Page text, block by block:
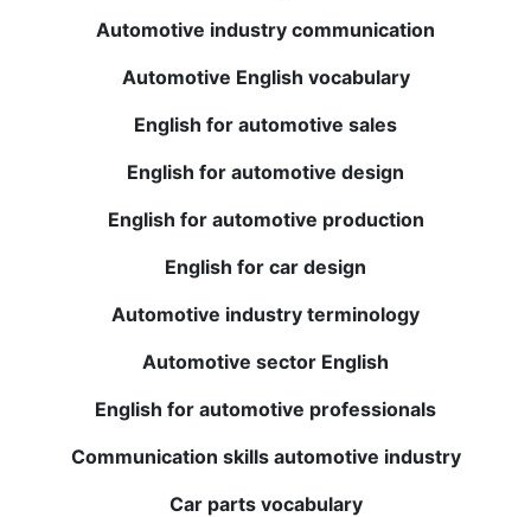
我对在线课程持怀疑态度，但BWANS超出了我的期望。 教
师一流并提供有价值的反馈。 我的理解力和词汇量显著提
Elena T.
与母语为英语的教师进行的现场课程非常有益，录制的课程
可随时复习。 我说英语和理解英语的信心大大提高。 必须
在BWANS完成我的英语课程是我在教育方面最好的投资之
一。 小班教学和个性化反馈帮助我迅速提高。 现在我使用
Automotive industry communication
Automotive English vocabulary
English for automotive sales
English for automotive design
English for automotive production
English for car design
Automotive industry terminology
Automotive sector English
English for automotive professionals
Communication skills automotive industry
Car parts vocabulary